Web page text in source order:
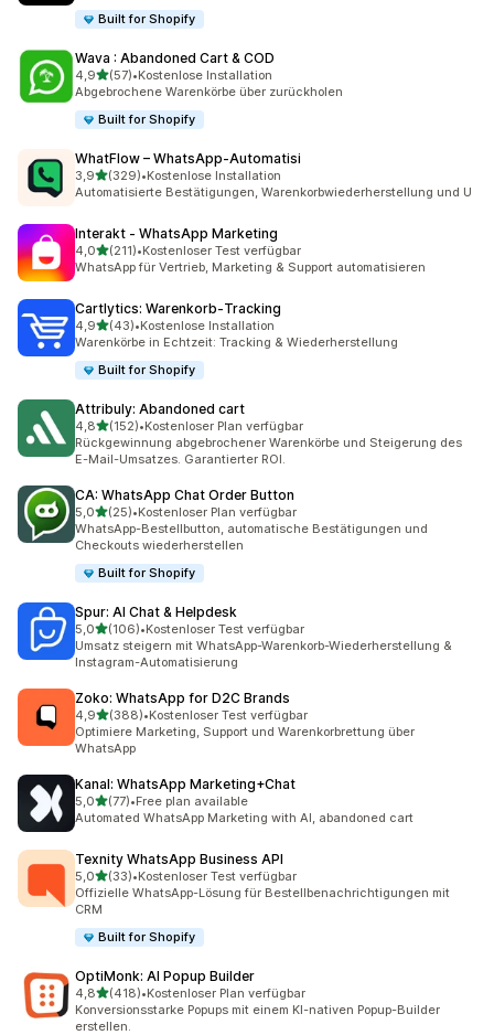
Built for Shopify
Wava : Abandoned Cart & COD
4,9von 5 Sternen
(57)
57 Rezensionen insgesamt
•Kostenlose Installation
Abgebrochene Warenkörbe über zurückholen
Built for Shopify
WhatFlow – WhatsApp‑Automatisi
3,9von 5 Sternen
(329)
329 Rezensionen insgesamt
•Kostenlose Installation
Automatisierte Bestätigungen, Warenkorbwiederherstellung und U
Interakt ‑ WhatsApp Marketing
4,0von 5 Sternen
(211)
211 Rezensionen insgesamt
•Kostenloser Test verfügbar
WhatsApp für Vertrieb, Marketing & Support automatisieren
Cartlytics: Warenkorb‑Tracking
4,9von 5 Sternen
(43)
43 Rezensionen insgesamt
•Kostenlose Installation
Warenkörbe in Echtzeit: Tracking & Wiederherstellung
Built for Shopify
Attribuly: Abandoned cart
4,8von 5 Sternen
(152)
152 Rezensionen insgesamt
•Kostenloser Plan verfügbar
Rückgewinnung abgebrochener Warenkörbe und Steigerung des
E-Mail-Umsatzes. Garantierter ROI.
CA: WhatsApp Chat Order Button
5,0von 5 Sternen
(25)
25 Rezensionen insgesamt
•Kostenloser Plan verfügbar
WhatsApp-Bestellbutton, automatische Bestätigungen und
Checkouts wiederherstellen
Built for Shopify
Spur: AI Chat & Helpdesk
5,0von 5 Sternen
(106)
106 Rezensionen insgesamt
•Kostenloser Test verfügbar
Umsatz steigern mit WhatsApp-Warenkorb-Wiederherstellung &
Instagram-Automatisierung
Zoko: WhatsApp for D2C Brands
4,9von 5 Sternen
(388)
388 Rezensionen insgesamt
•Kostenloser Test verfügbar
Optimiere Marketing, Support und Warenkorbrettung über
WhatsApp
Kanal: WhatsApp Marketing+Chat
5,0von 5 Sternen
(77)
77 Rezensionen insgesamt
•Free plan available
Automated WhatsApp Marketing with AI, abandoned cart
Texnity WhatsApp Business API
5,0von 5 Sternen
(33)
33 Rezensionen insgesamt
•Kostenloser Test verfügbar
Offizielle WhatsApp-Lösung für Bestellbenachrichtigungen mit
CRM
Built for Shopify
OptiMonk: AI Popup Builder
4,8von 5 Sternen
(418)
418 Rezensionen insgesamt
•Kostenloser Plan verfügbar
Konversionsstarke Popups mit einem KI-nativen Popup-Builder
erstellen.